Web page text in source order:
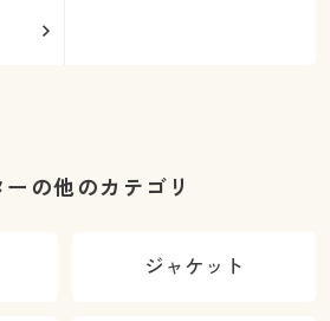
ーの他のカテゴリ
ジャケット